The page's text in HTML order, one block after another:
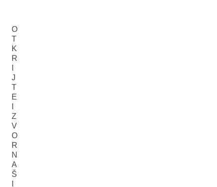
O
T
K
R
J
T
E
Z
V
O
R
N
A
Š